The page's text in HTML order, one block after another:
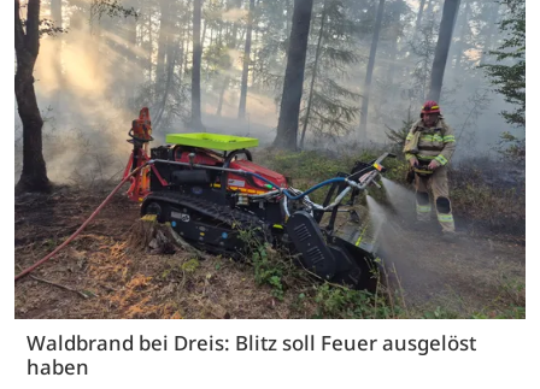
Waldbrand bei Dreis: Blitz soll Feuer ausgelöst
haben